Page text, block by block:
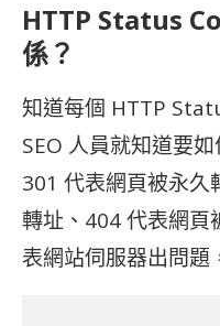
HTTP Status
係？
知道每個 HTTP
SEO 人員就知道要
301 代表網頁被永久
轉址、404 代表網頁
表網站伺服器出問題